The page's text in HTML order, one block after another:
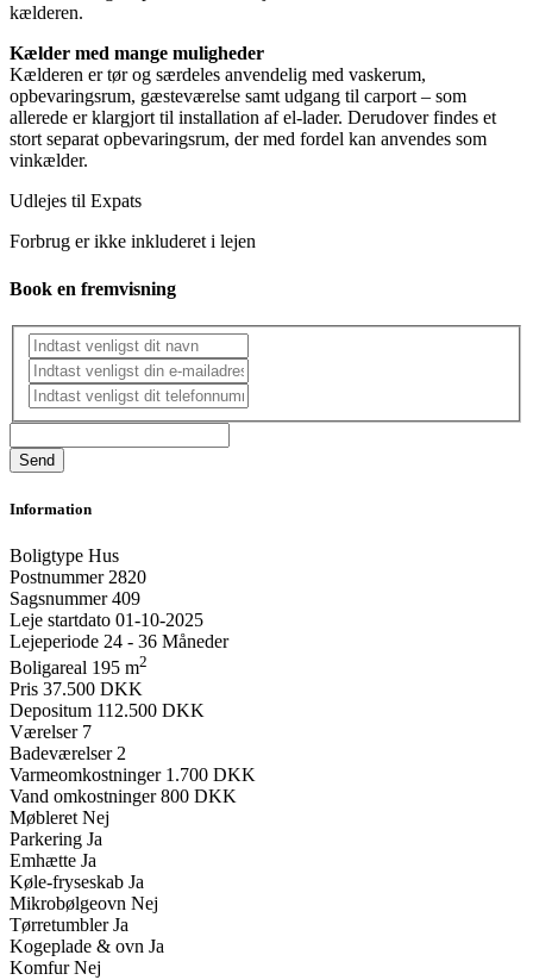
kælderen.
Kælder med mange muligheder
Kælderen er tør og særdeles anvendelig med vaskerum,
opbevaringsrum, gæsteværelse samt udgang til carport – som
allerede er klargjort til installation af el-lader. Derudover findes et
stort separat opbevaringsrum, der med fordel kan anvendes som
vinkælder.
Udlejes til Expats
Forbrug er ikke inkluderet i lejen
Book en fremvisning
Information
Boligtype Hus
Postnummer 2820
Sagsnummer 409
Leje startdato 01-10-2025
Lejeperiode 24 - 36 Måneder
Boligareal 195 m2
Pris 37.500 DKK
Depositum 112.500 DKK
Værelser 7
Badeværelser 2
Varmeomkostninger 1.700 DKK
Vand omkostninger 800 DKK
Møbleret Nej
Parkering Ja
Emhætte Ja
Køle-fryseskab Ja
Mikrobølgeovn Nej
Tørretumbler Ja
Kogeplade & ovn Ja
Komfur Nej